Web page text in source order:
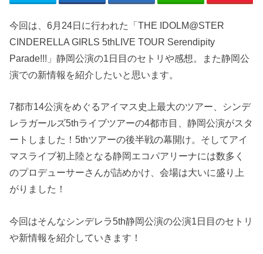
今回は、6月24日に行われた「THE IDOLM@STER
CINDERELLA GIRLS 5thLIVE TOUR Serendipity
Parade!!!」静岡公演の1日目のセトリや感想。また静岡公
演での新情報を紹介したいと思います。
7都市14公演をめぐるアイマス史上最大のツアー、シンデ
レラガールズ5thライブツアーの4都市目、静岡公演がスタ
ートしました！5thツアーの後半戦の幕開け。そしてアイ
マスライブ初上陸となる静岡エコパアリーナには数多く
のプロデューサーさんが詰めかけ、会場は大いに盛り上
がりました！
今回はそんなシンデレラ5th静岡公演の公演1日目のセトリ
や新情報を紹介していきます！